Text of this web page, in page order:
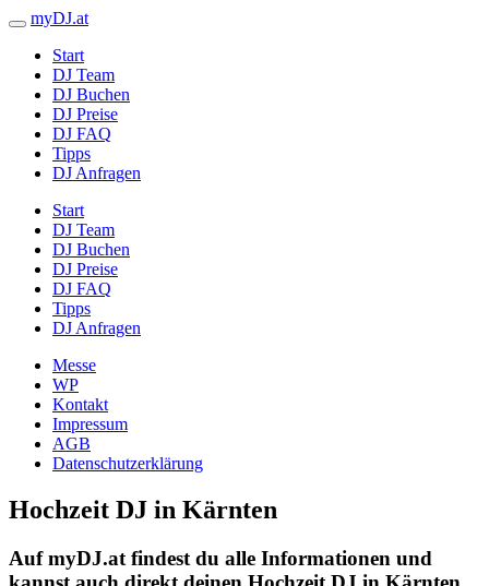
myDJ.at
Start
DJ Team
DJ Buchen
DJ Preise
DJ FAQ
Tipps
DJ Anfragen
Start
DJ Team
DJ Buchen
DJ Preise
DJ FAQ
Tipps
DJ Anfragen
Messe
WP
Kontakt
Impressum
AGB
Datenschutzerklärung
Hochzeit DJ in Kärnten
Auf myDJ.at findest du alle Informationen und